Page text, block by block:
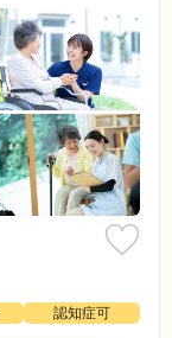
認知症可